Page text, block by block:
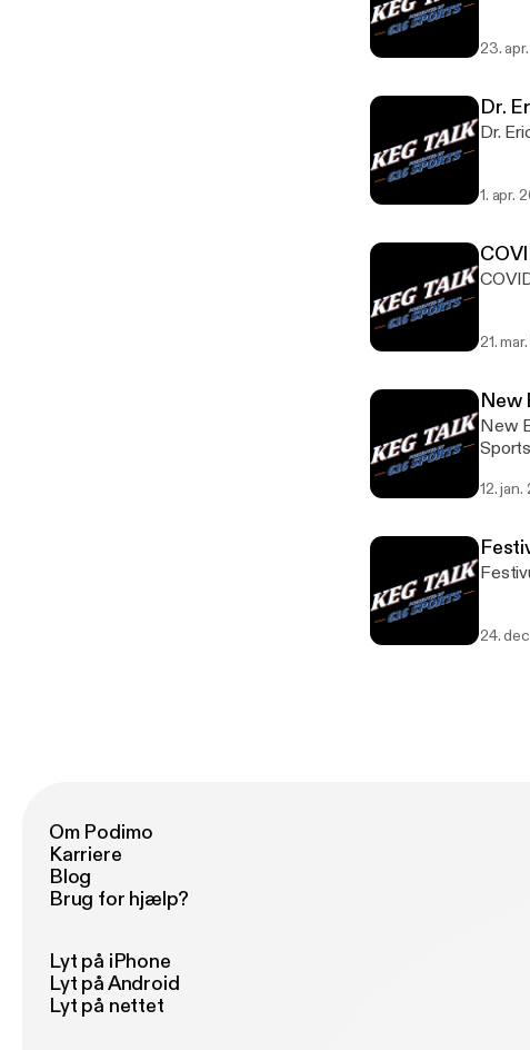
23.
Dr.
Dr.
1. apr.
21.
New
New
Sports
12.
24.
Om Podimo
Karriere
Blog
Brug for hjælp?
Lyt på iPhone
Lyt på Android
Lyt på nettet